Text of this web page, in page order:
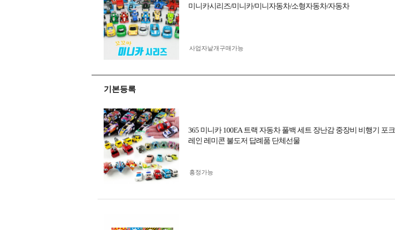
미니카시리즈/미니카/미니자동차/소형자동차/자동차
사업자 낱개구매가능
기본등록
365 미니카 100EA 트랙 자동차 풀백 세트 장난감 중장비 비행기 포크
레인 레미콘 불도저 답례품 단체선물
흥정가능